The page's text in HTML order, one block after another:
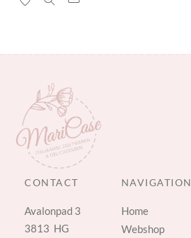
CONTACT
Avalonpad 3
3813 HG
NAVIGATION
Home
Webshop